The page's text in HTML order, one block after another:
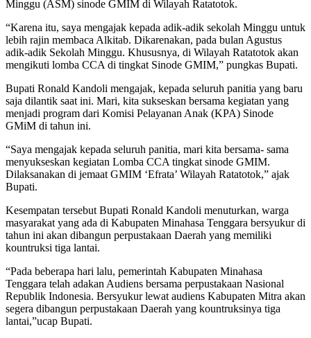
Minggu (ASM) sinode GMIM di Wilayah Ratatotok.
“Karena itu, saya mengajak kepada adik-adik sekolah Minggu untuk
lebih rajin membaca Alkitab. Dikarenakan, pada bulan Agustus
adik-adik Sekolah Minggu. Khususnya, di Wilayah Ratatotok akan
mengikuti lomba CCA di tingkat Sinode GMIM,” pungkas Bupati.
Bupati Ronald Kandoli mengajak, kepada seluruh panitia yang baru
saja dilantik saat ini. Mari, kita sukseskan bersama kegiatan yang
menjadi program dari Komisi Pelayanan Anak (KPA) Sinode
GMiM di tahun ini.
“Saya mengajak kepada seluruh panitia, mari kita bersama- sama
menyukseskan kegiatan Lomba CCA tingkat sinode GMIM.
Dilaksanakan di jemaat GMIM ‘Efrata’ Wilayah Ratatotok,” ajak
Bupati.
Kesempatan tersebut Bupati Ronald Kandoli menuturkan, warga
masyarakat yang ada di Kabupaten Minahasa Tenggara bersyukur di
tahun ini akan dibangun perpustakaan Daerah yang memiliki
kountruksi tiga lantai.
“Pada beberapa hari lalu, pemerintah Kabupaten Minahasa
Tenggara telah adakan Audiens bersama perpustakaan Nasional
Republik Indonesia. Bersyukur lewat audiens Kabupaten Mitra akan
segera dibangun perpustakaan Daerah yang kountruksinya tiga
lantai,”ucap Bupati.